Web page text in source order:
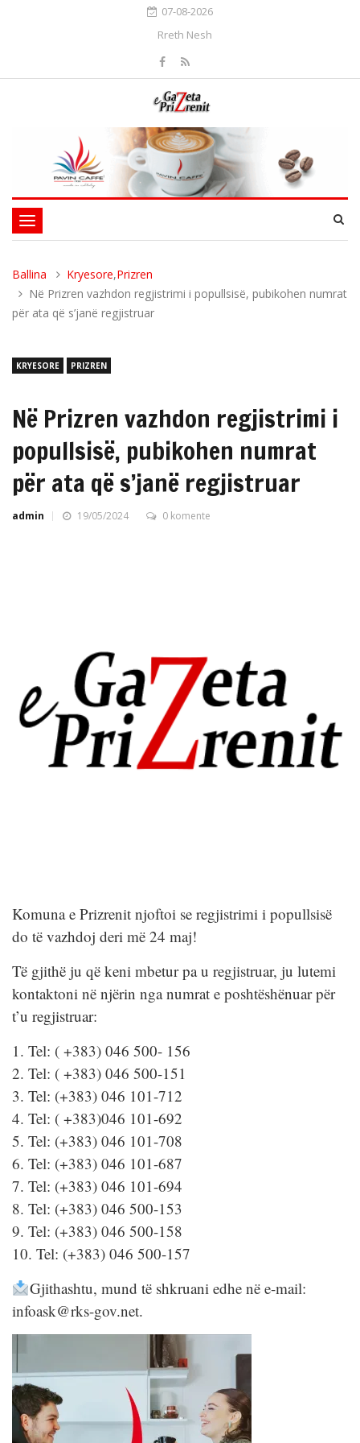
07-08-2026
Rreth Nesh
Toggle
navigation
Ballina Kryesore,Prizren
Në Prizren vazhdon regjistrimi i popullsisë, pubikohen numrat
për ata që s’janë regjistruar
KRYESORE PRIZREN
Në Prizren vazhdon regjistrimi i
popullsisë, pubikohen numrat
për ata që s’janë regjistruar
admin 19/05/2024 0 komente
Komuna e Prizrenit njoftoi se regjistrimi i popullsisë
do të vazhdoj deri më 24 maj!
Të gjithë ju që keni mbetur pa u regjistruar, ju lutemi
kontaktoni në njërin nga numrat e poshtëshënuar për
t’u regjistruar:
1. Tel: ( +383) 046 500- 156
2. Tel: ( +383) 046 500-151
3. Tel: (+383) 046 101-712
4. Tel: ( +383)046 101-692
5. Tel: (+383) 046 101-708
6. Tel: (+383) 046 101-687
7. Tel: (+383) 046 101-694
8. Tel: (+383) 046 500-153
9. Tel: (+383) 046 500-158
10. Tel: (+383) 046 500-157
Gjithashtu, mund të shkruani edhe në e-mail:
infoask@rks-gov.net.